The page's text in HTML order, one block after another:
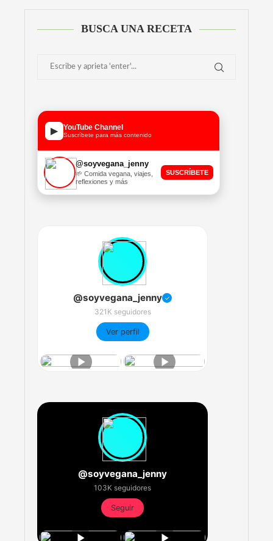
BUSCA UNA RECETA
▶ YouTube Channel
Suscríbete para más contenido
@soyvegana_jenny
🌱 Comida vegana, viajes,
reflexiones y más
SUSCRÍBETE
@soyvegana_jenny ✓
321K seguidores
Ver perfil
@soyvegana_jenny
103K seguidores
Seguir